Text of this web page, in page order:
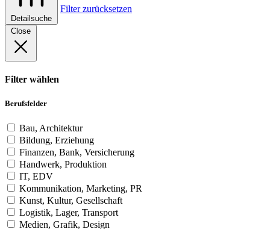
Detailsuche
Filter zurücksetzen
Close
Filter wählen
Berufsfelder
Bau, Architektur
Bildung, Erziehung
Finanzen, Bank, Versicherung
Handwerk, Produktion
IT, EDV
Kommunikation, Marketing, PR
Kunst, Kultur, Gesellschaft
Logistik, Lager, Transport
Medien, Grafik, Design